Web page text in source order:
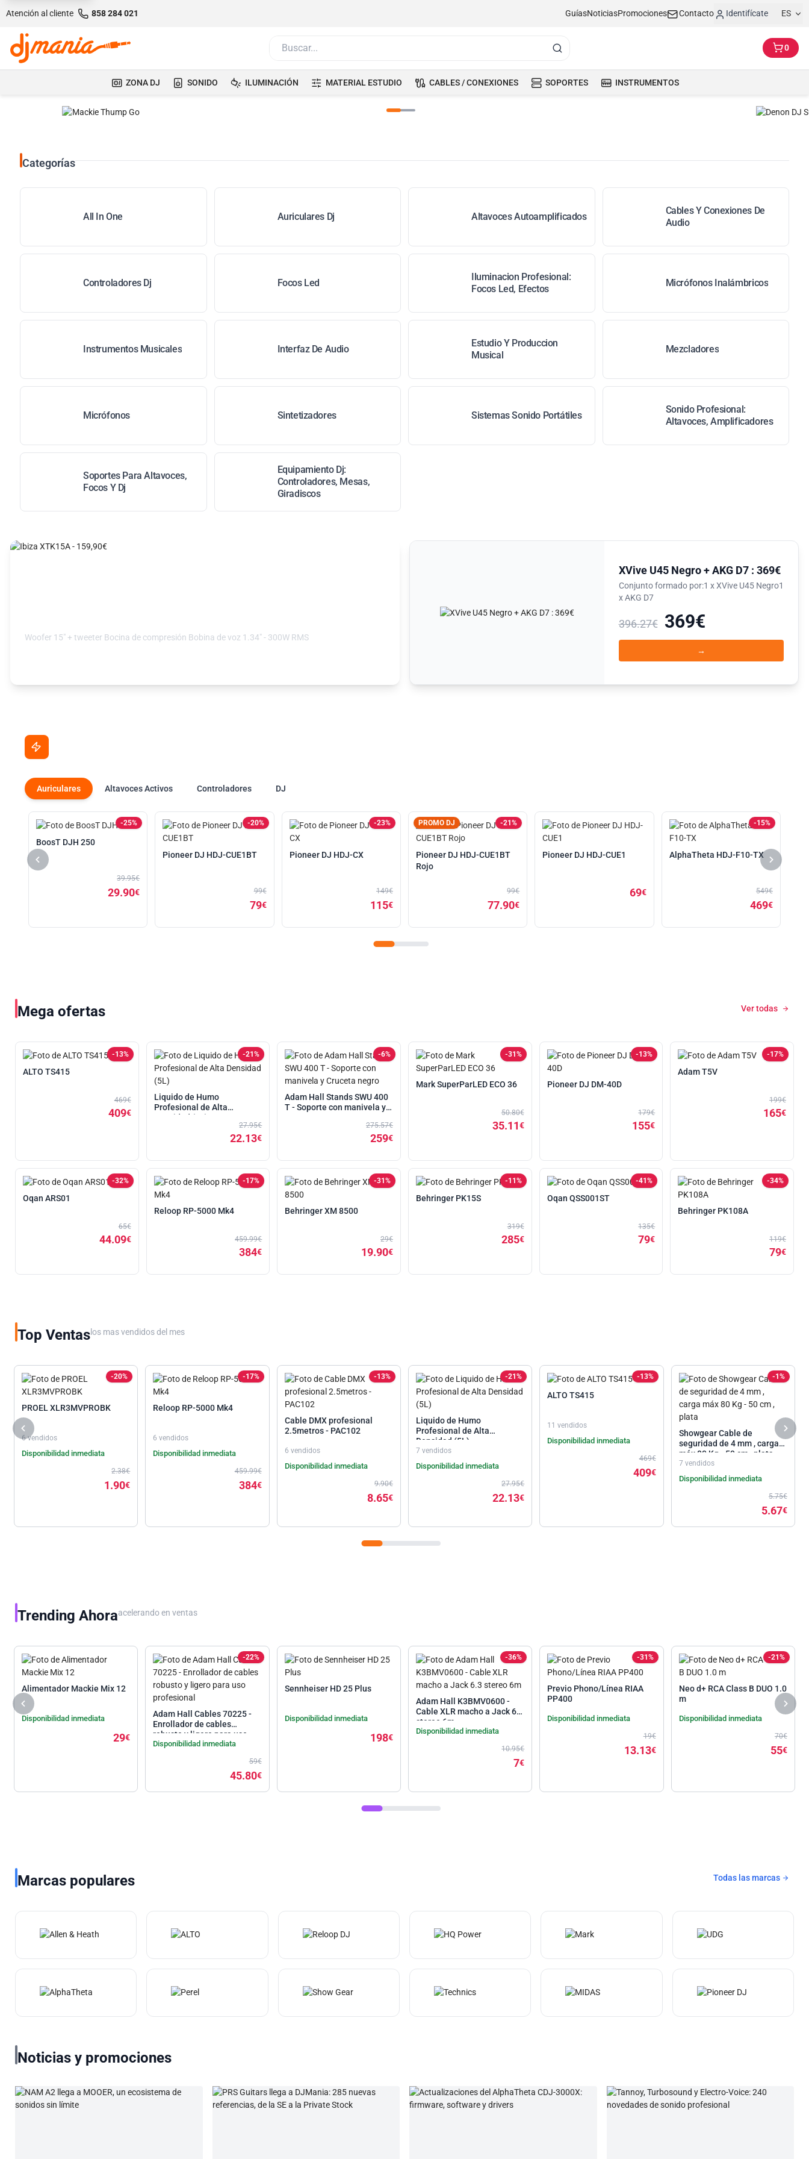
Atención al cliente 858 284 021 GuíasNoticiasPromociones Contacto Identifícate ES
0
ZONA DJ SONIDO ILUMINACIÓN MATERIAL ESTUDIO CABLES / CONEXIONES SOPORTES INSTRUMENTOS
Categorías
All In One Auriculares Dj Altavoces Autoamplificados
Cables Y Conexiones De
Audio
Controladores Dj Focos Led
Iluminacion Profesional:
Focos Led, Efectos
Micrófonos Inalámbricos
Instrumentos Musicales Interfaz De Audio
Estudio Y Produccion
Musical
Mezcladores
Micrófonos Sintetizadores Sistemas Sonido Portátiles
Sonido Profesional:
Altavoces, Amplificadores
Soportes Para Altavoces,
Focos Y Dj
Equipamiento Dj:
Controladores, Mesas,
Giradiscos
Woofer 15" + tweeter Bocina de compresión Bobina de voz 1.34" - 300W RMS
XVive U45 Negro + AKG D7 : 369€
Conjunto formado por:1 x XVive U45 Negro1
x AKG D7
396.27€ 369€
→
Auriculares Altavoces Activos Controladores DJ
-25%
BoosT DJH 250
39.95€
29.90€
-20%
Pioneer DJ HDJ-CUE1BT
99€
79€
-23%
Pioneer DJ HDJ-CX
149€
115€
PROMO DJ -21%
Pioneer DJ HDJ-CUE1BT
Rojo
99€
77.90€
Pioneer DJ HDJ-CUE1
69€
-15%
AlphaTheta HDJ-F10-TX
549€
469€
Mega ofertas Ver todas
-13%
ALTO TS415
469€
409€
-21%
Liquido de Humo
Profesional de Alta
Densidad (5L)
27.95€
22.13€
-6%
Adam Hall Stands SWU 400
T - Soporte con manivela y
275.57€
259€
-31%
Mark SuperParLED ECO 36
50.80€
35.11€
-13%
Pioneer DJ DM-40D
179€
155€
-17%
Adam T5V
199€
165€
-32%
Oqan ARS01
65€
44.09€
-17%
Reloop RP-5000 Mk4
459.99€
384€
-31%
Behringer XM 8500
29€
19.90€
-11%
Behringer PK15S
319€
285€
-41%
Oqan QSS001ST
135€
79€
-34%
Behringer PK108A
119€
79€
Top Ventaslos mas vendidos del mes
-20%
PROEL XLR3MVPROBK
6 vendidos
Disponibilidad inmediata
2.38€
1.90€
-17%
Reloop RP-5000 Mk4
6 vendidos
Disponibilidad inmediata
459.99€
384€
-13%
Cable DMX profesional
2.5metros - PAC102
6 vendidos
Disponibilidad inmediata
9.90€
8.65€
-21%
Liquido de Humo
Profesional de Alta
Densidad (5L)
7 vendidos
Disponibilidad inmediata
27.95€
22.13€
-13%
ALTO TS415
11 vendidos
Disponibilidad inmediata
469€
409€
-1%
Showgear Cable de
seguridad de 4 mm , carga
máx 80 Kg - 50 cm , plata
7 vendidos
Disponibilidad inmediata
5.75€
5.67€
Trending Ahoraacelerando en ventas
Alimentador Mackie Mix 12
Disponibilidad inmediata
29€
-22%
Adam Hall Cables 70225 -
Enrollador de cables
robusto y ligero para uso
profesional
Disponibilidad inmediata
59€
45.80€
Sennheiser HD 25 Plus
Disponibilidad inmediata
198€
-36%
Adam Hall K3BMV0600 -
Cable XLR macho a Jack 6.3
stereo 6m
Disponibilidad inmediata
10.95€
7€
-31%
Previo Phono/Línea RIAA
PP400
Disponibilidad inmediata
19€
13.13€
-21%
Neo d+ RCA Class B DUO 1.0
m
Disponibilidad inmediata
70€
55€
Marcas populares Todas las marcas
Noticias y promociones